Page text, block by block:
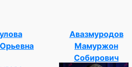
Авазмуродов
Мамуржон
Собирович